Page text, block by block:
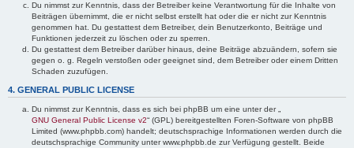
Du nimmst zur Kenntnis, dass der Betreiber keine Verantwortung für die Inhalte von
Beiträgen übernimmt, die er nicht selbst erstellt hat oder die er nicht zur Kenntnis
genommen hat. Du gestattest dem Betreiber, dein Benutzerkonto, Beiträge und
Funktionen jederzeit zu löschen oder zu sperren.
Du gestattest dem Betreiber darüber hinaus, deine Beiträge abzuändern, sofern sie
gegen o. g. Regeln verstoßen oder geeignet sind, dem Betreiber oder einem Dritten
Schaden zuzufügen.
4. GENERAL PUBLIC LICENSE
Du nimmst zur Kenntnis, dass es sich bei phpBB um eine unter der „
GNU General Public License v2“ (GPL) bereitgestellten Foren-Software von phpBB
Limited (www.phpbb.com) handelt; deutschsprachige Informationen werden durch die
deutschsprachige Community unter www.phpbb.de zur Verfügung gestellt. Beide